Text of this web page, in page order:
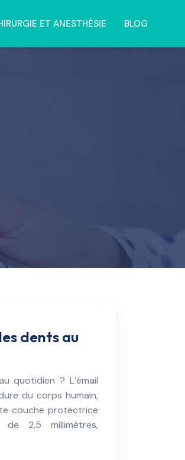
ET ANESTHÉSIE BLOG
dents au
quotidien ? L’émail
du corps humain,
couche protectrice
de 2,5 millimètres,